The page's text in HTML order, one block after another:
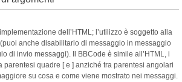
dell’HTML; l’utilizzo è soggetto alla
anche disabilitarlo di messaggio in messaggio
di invio messaggi). Il BBCode è simile all’HTML, i
parentesi quadre [ e ] anziché tra parentesi angolari
su cosa e come viene mostrato nei messaggi.